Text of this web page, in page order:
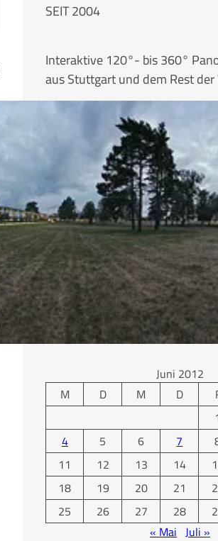
SEIT 2004
Interaktive 120°- bis 360°
aus Stuttgart und dem Rest der
RUBRIKEN
Kategorien
KALENDER
Juni 2012
M
D M D
4
5 6 7
11
12 13 14
18
19 20 21
25
26 27 28
« Mai Juli »